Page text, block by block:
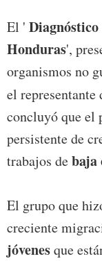
El '
Honduras',
organismos no
el representante
concluyó que el
persistente de
trabajos debaja
El grupo que
creciente
jóvenesque